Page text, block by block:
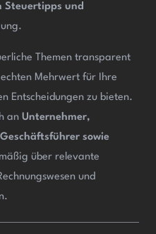
Steuertipps und
Themen transparent
Mehrwert für Ihre
Entscheidungen zu bieten.
an Unternehmer,
sowie
über relevante
und